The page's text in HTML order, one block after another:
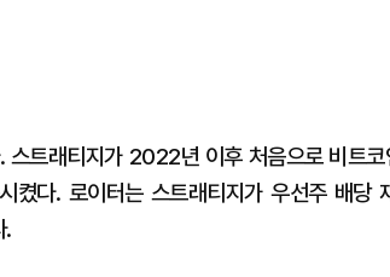
스트래티지가 2022년 이후 처음으로 비트코
켰다. 로이터는 스트래티지가 우선주 배당
.